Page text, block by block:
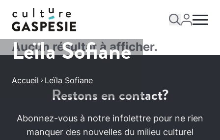
Leïla Sofiane
Accueil Leïla Sofiane
Aucun résultat à afficher.
Restons en contact?
Abonnez-vous à notre infolettre pour ne rien
manquer des nouvelles du milieu culturel